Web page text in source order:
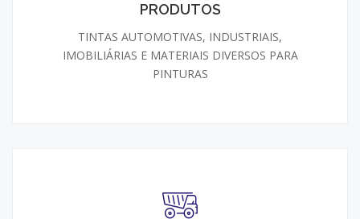
PRODUTOS
TINTAS AUTOMOTIVAS, INDUSTRIAIS,
IMOBILIÁRIAS E MATERIAIS DIVERSOS PARA
PINTURAS